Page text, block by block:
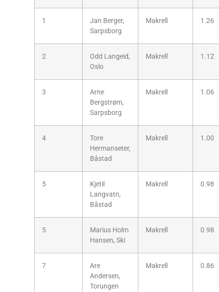
1
Jan Berger,
Sarpsborg
Makrell 1.26
2
Odd Langeid,
Oslo
Makrell 1.12
3
Arne
Bergstrøm,
Sarpsborg
Makrell 1.06
4
Tore
Hermanseter,
Båstad
Makrell 1.00
5
Kjetil
Langvatn,
Båstad
Makrell 0.98
5
Marius Holm
Hansen, Ski
Makrell 0.98
7
Are
Andersen,
Torungen
Makrell 0.86